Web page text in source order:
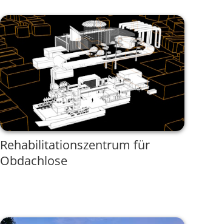
Rehabilitationszentrum für
Obdachlose